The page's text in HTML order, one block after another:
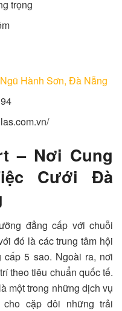
trọng
Hành Sơn, Đà Nẵng
– Nơi Cung
Cưới Đà
đẳng cấp với chuỗi
đó là các trung tâm hội
5 sao. Ngoài ra, nơi
theo tiêu chuẩn quốc tế.
là một trong những dịch vụ
cặp đôi những trải